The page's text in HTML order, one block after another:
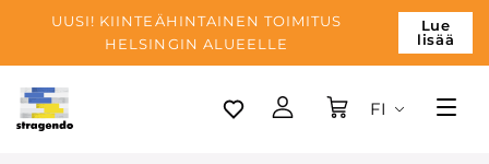
UUSI! KIINTEÄHINTAINEN TOIMITUS
HELSINGIN ALUEELLE
Lue
lisää
Tallinn
FI